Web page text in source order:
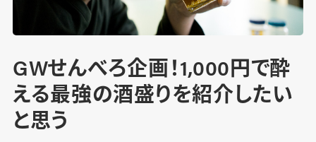
GWせんべろ企画！1,000円で酔
える最強の酒盛りを紹介したい
と思う